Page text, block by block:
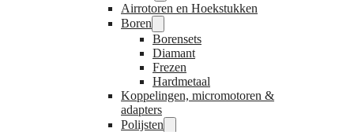
Airrotoren en Hoekstukken
Boren
Borensets
Diamant
Frezen
Hardmetaal
Koppelingen, micromotoren &
adapters
Polijsten